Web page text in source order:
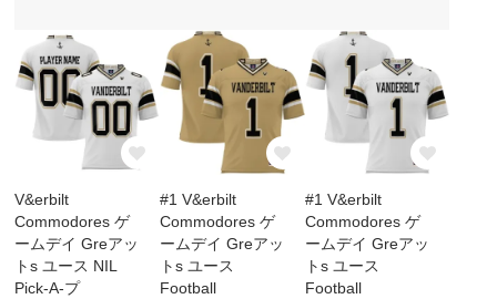
V&erbilt
Commodores ゲ
ームデイ Greアッ
トs ユース NIL
Pick-A-プ
#1 V&erbilt
Commodores ゲ
ームデイ Greアッ
トs ユース
Football
#1 V&erbilt
Commodores ゲ
ームデイ Greアッ
トs ユース
Football